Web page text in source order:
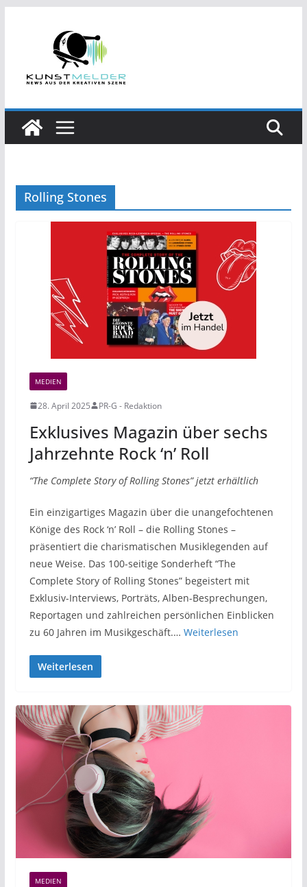
Rolling Stones
MEDIEN
28. April 2025 PR-G - Redaktion
Exklusives Magazin über sechs
Jahrzehnte Rock ‘n’ Roll
“The Complete Story of Rolling Stones” jetzt erhältlich
Ein einzigartiges Magazin über die unangefochtenen
Könige des Rock ‘n’ Roll – die Rolling Stones –
präsentiert die charismatischen Musiklegenden auf
neue Weise. Das 100-seitige Sonderheft “The
Complete Story of Rolling Stones” begeistert mit
Exklusiv-Interviews, Porträts, Alben-Besprechungen,
Reportagen und zahlreichen persönlichen Einblicken
zu 60 Jahren im Musikgeschäft.… Weiterlesen
Weiterlesen
MEDIEN